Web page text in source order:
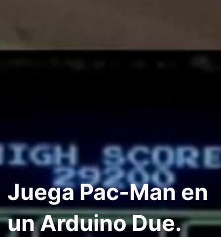
Juega Pac-Man en
un Arduino Due.